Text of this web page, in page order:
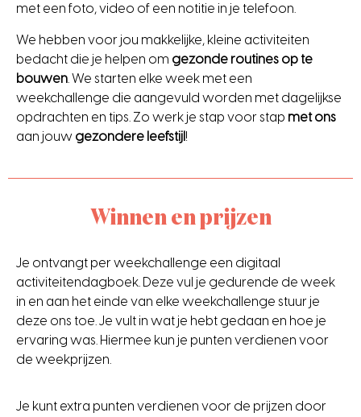
met een foto, video of een notitie in je telefoon.
We hebben voor jou makkelijke, kleine activiteiten
bedacht die je helpen om gezonde routines op te
bouwen . We starten elke week met een
weekchallenge die aangevuld worden met dagelijkse
opdrachten en tips. Zo werk je stap voor stap met ons
aan jouw gezondere leefstijl!
Winnen en prijzen
Je ontvangt per weekchallenge een digitaal
activiteitendagboek. Deze vul je gedurende de week
in en aan het einde van elke weekchallenge stuur je
deze ons toe. Je vult in wat je hebt gedaan en hoe je
ervaring was. Hiermee kun je punten verdienen voor
de weekprijzen.
Je kunt extra punten verdienen voor de prijzen door